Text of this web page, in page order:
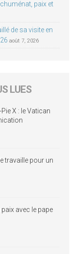
paix et
de sa visite en
août 7, 2026
LUES
X : le Vatican
travaille pour un
avec le pape